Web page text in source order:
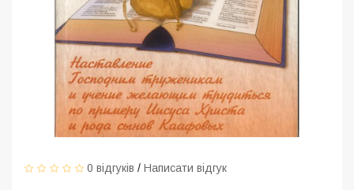
0 відгуків / Написати відгук